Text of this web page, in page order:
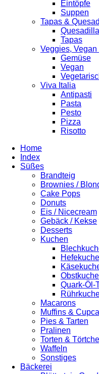
Eintöpfe
Suppen
Tapas &
Tapas
Veggies,
Gemüse
Vegan
Viva Italia
Antipasti
Pasta
Pesto
Pizza
Risotto
Home
Index
Süßes
Brandteig
Brownies /
Cake Pops
Donuts
Eis / Nicecream
Gebäck / Kekse
Desserts
Kuchen
Quark-Öl-
Macarons
Muffins &
Pies & Tarten
Pralinen
Torten &
Waffeln
Sonstiges
Bäckerei